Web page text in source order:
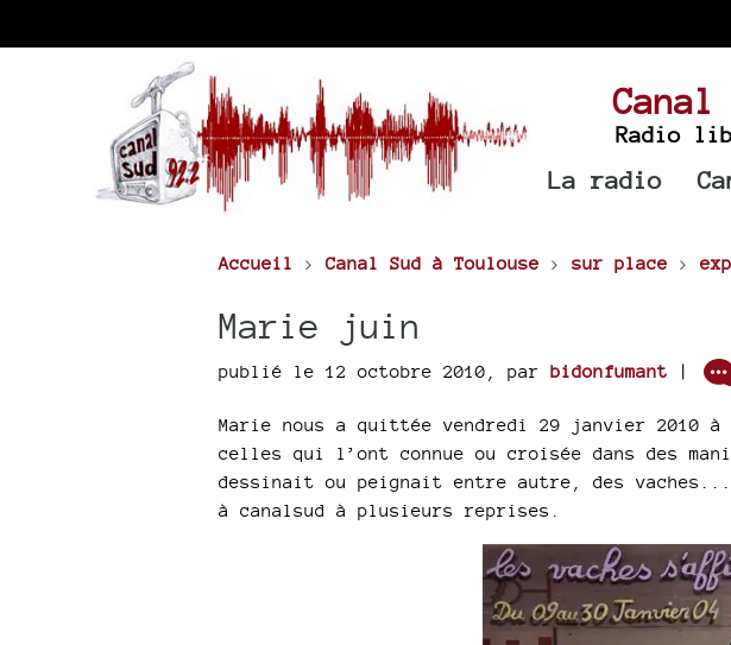
Canal
Radio
La radio
Accueil >Canal Sud à Toulouse > sur place >
Marie juin
publié le 12 octobre 2010 par bidonfumant |
Marie nous a quittée vendredi 29 janvier 2010
celles qui l’ont connue ou croisée dans des
dessinait ou peignait entre autre, des vaches...
à canalsud à plusieurs reprises.